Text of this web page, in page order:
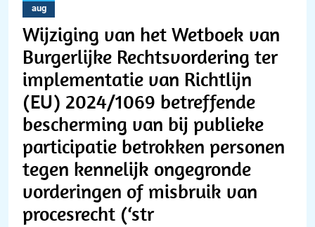
aug
Wijziging van het Wetboek van
Burgerlijke Rechtsvordering ter
implementatie van Richtlijn
(EU) 2024/1069 betreffende
bescherming van bij publieke
participatie betrokken personen
tegen kennelijk ongegronde
vorderingen of misbruik van
procesrecht (‘str